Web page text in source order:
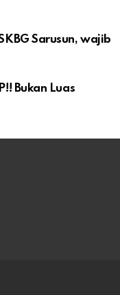
Sarusun, wajib
Bukan Luas